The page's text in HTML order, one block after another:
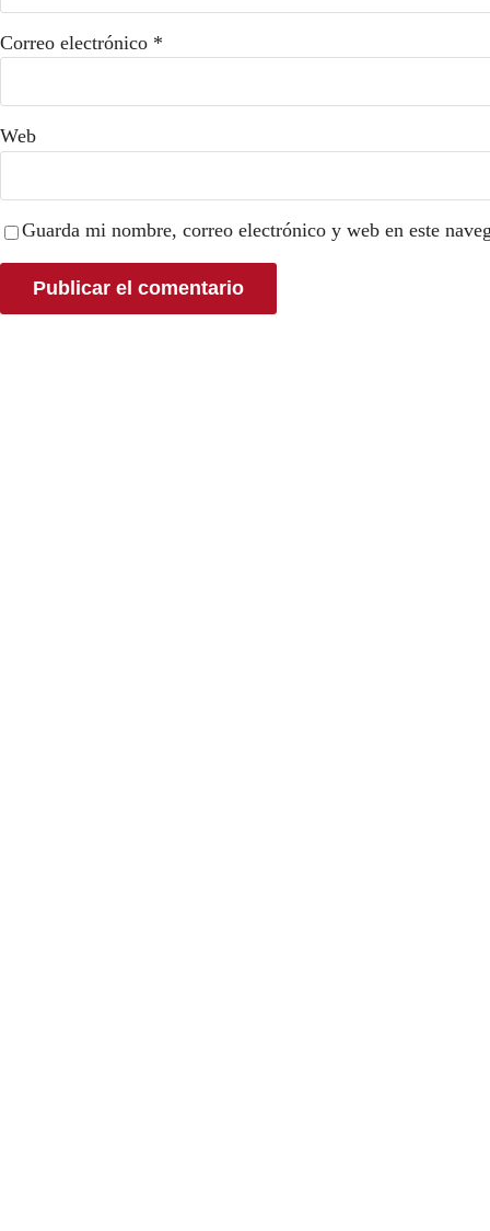
Correo electrónico *
Web
Guarda mi nombre, correo electrónico y web en este